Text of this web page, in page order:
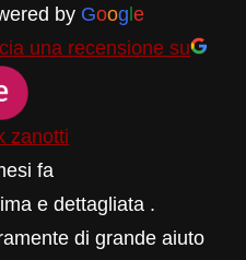
by Google
una recensione su
zanotti
fa
e dettagliata .
di grande aiuto